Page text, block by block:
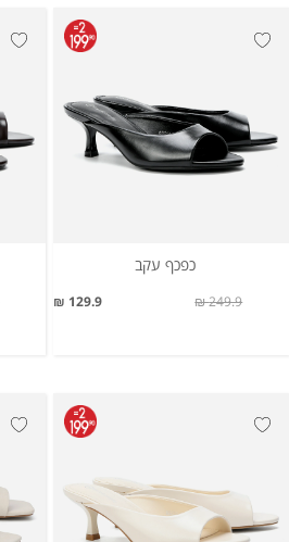
כפכף עקב
129.9 ₪ 249.9 ₪